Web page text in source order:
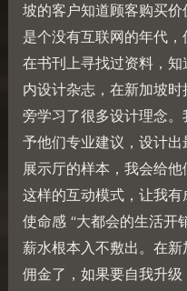
坡的客户知道顾客购买
是个没有互联网的年代
在书刊上寻找过资料，知
内设计杂志，在新加坡
旁学习了很多设计理念
予他们专业建议，设计
展示厅的样本，我会给他
这样的互动模式，让我
使命感 “大都会的生活开
薪水根本入不敷出。在
佣金了，如果要自我升